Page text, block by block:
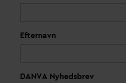
Efternavn
DANVA Nyhedsbrev